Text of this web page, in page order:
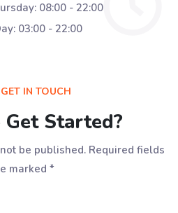
08:00 - 22:00
03:00 - 22:00
GET IN TOUCH
Get Started?
be published. Required fields
marked *